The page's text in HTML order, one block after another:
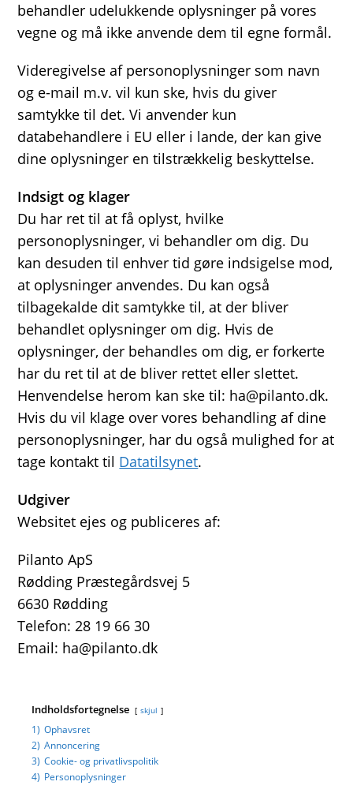
behandler udelukkende oplysninger på vores
vegne og må ikke anvende dem til egne formål.
Videregivelse af personoplysninger som navn
og e-mail m.v. vil kun ske, hvis du giver
samtykke til det. Vi anvender kun
databehandlere i EU eller i lande, der kan give
dine oplysninger en tilstrækkelig beskyttelse.
Indsigt og klager
Du har ret til at få oplyst, hvilke
personoplysninger, vi behandler om dig. Du
kan desuden til enhver tid gøre indsigelse mod,
at oplysninger anvendes. Du kan også
tilbagekalde dit samtykke til, at der bliver
behandlet oplysninger om dig. Hvis de
oplysninger, der behandles om dig, er forkerte
har du ret til at de bliver rettet eller slettet.
Henvendelse herom kan ske til: ha@pilanto.dk.
Hvis du vil klage over vores behandling af dine
personoplysninger, har du også mulighed for at
tage kontakt til Datatilsynet.
Udgiver
Websitet ejes og publiceres af:
Pilanto ApS
Rødding Præstegårdsvej 5
6630 Rødding
Telefon: 28 19 66 30
Email: ha@pilanto.dk
Indholdsfortegnelse skjul
1) Ophavsret
2) Annoncering
3) Cookie- og privatlivspolitik
4) Personoplysninger